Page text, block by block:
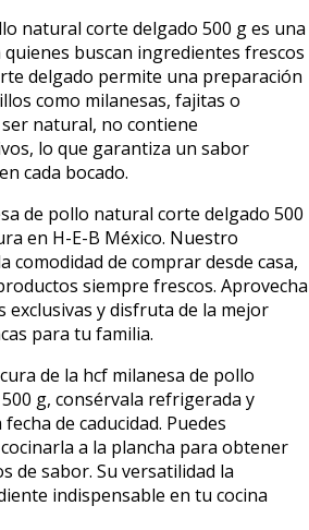
natural corte delgado 500 g es una
buscan ingredientes frescos
delgado permite una preparación
como milanesas, fajitas o
ser natural, no contiene
lo que garantiza un sabor
cada bocado.
de pollo natural corte delgado 500
en H-E-B México. Nuestro
comodidad de comprar desde casa,
siempre frescos. Aprovecha
exclusivas y disfruta de la mejor
para tu familia.
de la hcf milanesa de pollo
g, consérvala refrigerada y
de caducidad. Puedes
a la plancha para obtener
de sabor. Su versatilidad la
indispensable en tu cocina